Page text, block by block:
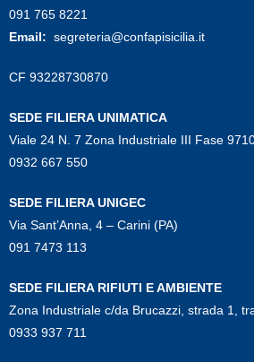
091 765 8221
Email: segreteria@confapisicilia.it
CF 93228730870
SEDE FILIERA UNIMATICA
Viale 24 N. 7 Zona Industriale III Fase
0932 667 550
SEDE FILIERA UNIGEC
Via Sant’Anna, 4 – Carini (PA)
091 7473 113
SEDE FILIERA RIFIUTI E AMBIENTE
Zona Industriale c/da Brucazzi, strada 1,
0933 937 711